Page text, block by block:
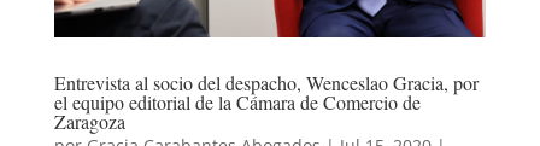
Entrevista al socio del despacho, Wenceslao Gracia, por
el equipo editorial de la Cámara de Comercio de
Zaragoza